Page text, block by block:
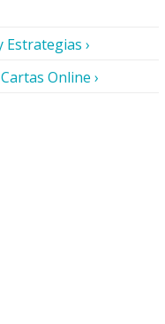
Estrategias ›
Online ›